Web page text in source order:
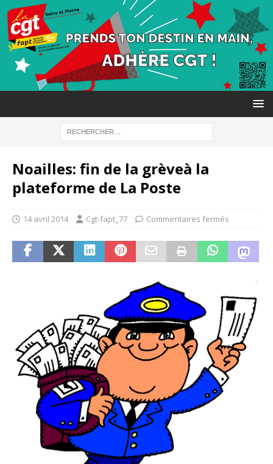
Noailles: fin de la grèveà la
plateforme de La Poste
14 avril 2014 Cgt-fapt_77 Commentaires fermés